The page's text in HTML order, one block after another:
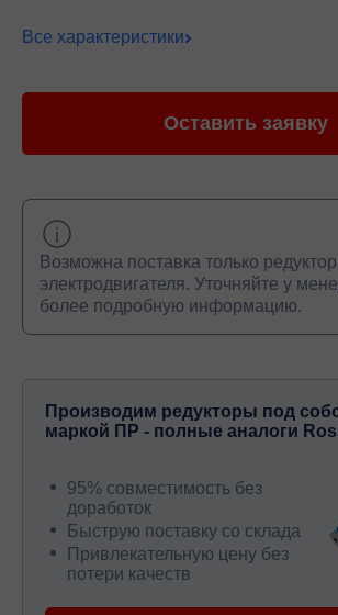
Все характеристики
Оставить заявку
Возможна поставка только
электродвигателя. Уточняйте у
более подробную информацию.
Производим редукторы под
маркой ПР - полные аналоги
95% совместимость без
доработок
Быструю поставку со склада
Привлекательную цену без
потери качеств